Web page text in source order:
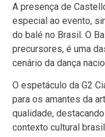
A presença de
especial ao evento,
do balé no Brasil. O
precursores, é uma
cenário da dança
O espetáculo da G2
para os amantes da
qualidade,
contexto cultural